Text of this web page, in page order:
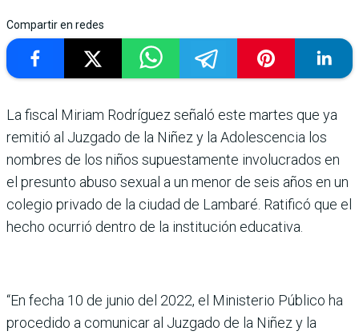
Compartir en redes
La fiscal Miriam Rodríguez señaló este martes que ya
remitió al Juzgado de la Niñez y la Adolescencia los
nombres de los niños supuestamente involucrados en
el presunto abuso sexual a un menor de seis años en un
colegio privado de la ciudad de Lambaré. Ratificó que el
hecho ocurrió dentro de la institución educativa.
“En fecha 10 de junio del 2022, el Ministerio Público ha
procedido a comunicar al Juzgado de la Niñez y la